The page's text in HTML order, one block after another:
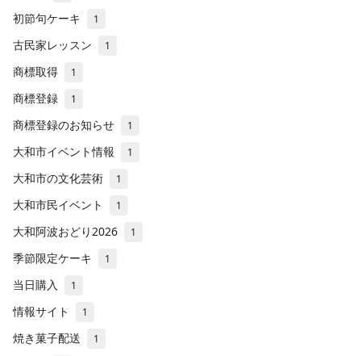
初節句ケーキ 1
古民家レッスン 1
商標取得 1
商標登録 1
商標登録のお知らせ 1
大和市イベント情報 1
大和市の文化芸術 1
大和市民イベント 1
大和阿波おどり2026 1
季節限定ケーキ 1
当日購入 1
情報サイト 1
焼き菓子配送 1